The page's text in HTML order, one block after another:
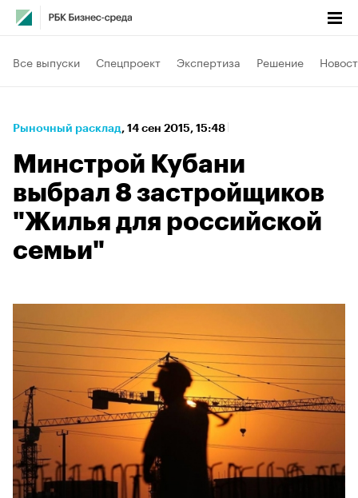
Все выпуски Спецпроект Экспертиза Решение
Рыночный расклад⁠, 14 сен 2015, 15:48
Минстрой Кубани
выбрал 8 застройщиков
"Жилья для российской
семьи"